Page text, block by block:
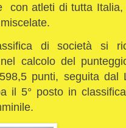
con atleti di tutta
di società si
calcolo del
punti, seguita
il 5° posto in